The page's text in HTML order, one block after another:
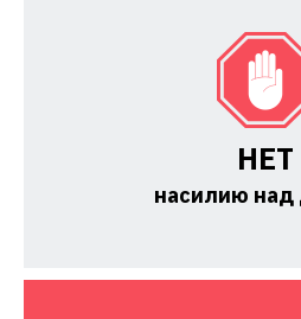
НЕТ
насилию над